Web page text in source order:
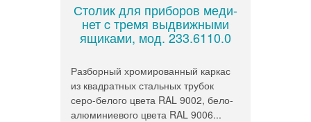
Столик для приборов меди-
нет c тремя выдвижными
ящиками, мод. 233.6110.0
Разборный хромированный каркас
из квадратных стальных трубок
серо-белого цвета RAL 9002, бело-
алюминиевого цвета RAL 9006...